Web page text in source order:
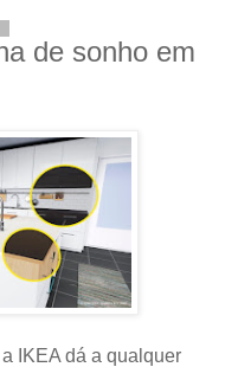
de sonho em
IKEA dá a qualquer